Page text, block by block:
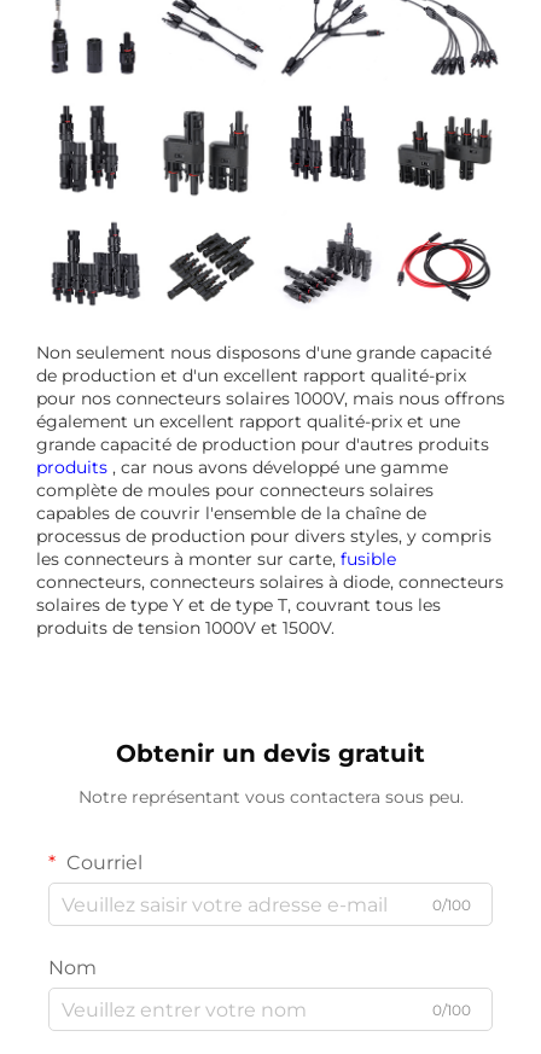
Non seulement nous disposons d'une grande capacité
de production et d'un excellent rapport qualité-prix
pour nos connecteurs solaires 1000V, mais nous offrons
également un excellent rapport qualité-prix et une
grande capacité de production pour d'autres produits
produits , car nous avons développé une gamme
complète de moules pour connecteurs solaires
capables de couvrir l'ensemble de la chaîne de
processus de production pour divers styles, y compris
les connecteurs à monter sur carte, fusible
connecteurs, connecteurs solaires à diode, connecteurs
solaires de type Y et de type T, couvrant tous les
produits de tension 1000V et 1500V.
Obtenir un devis gratuit
Notre représentant vous contactera sous peu.
Courriel
0/100
Nom
0/100